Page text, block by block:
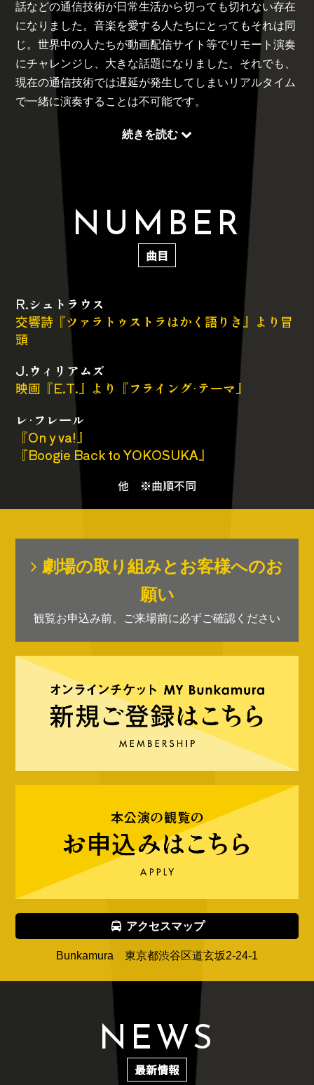
話などの通信技術が日常生活から切っても切れない存在
になりました。音楽を愛する人たちにとってもそれは同
じ。世界中の人たちが動画配信サイト等でリモート演奏
にチャレンジし、大きな話題になりました。それでも、
現在の通信技術では遅延が発生してしまいリアルタイム
で一緒に演奏することは不可能です。
続きを読む
N U M B E R
曲目
R.シュトラウス
交響詩『ツァラトゥストラはかく語りき』より冒
頭
J.ウィリアムズ
映画『E.T.』より『フライング·テーマ』
レ·フレール
『On y va!』
『Boogie Back to YOKOSUKA』
他 ※曲順不同
劇場の取り組みとお客様へのお
願い
観覧お申込み前、ご来場前に必ずご確認ください
アクセスマップ
Bunkamura 東京都渋谷区道玄坂2-24-1
N E W S
最新情報